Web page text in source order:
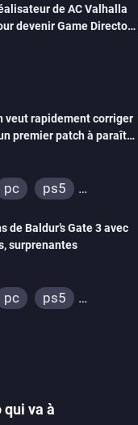
de AC Valhalla
devenir Game Director
veut rapidement corriger
premier patch à paraître
pc
ps5
de Baldur’s Gate 3 avec
surprenantes
pc
ps5
va à